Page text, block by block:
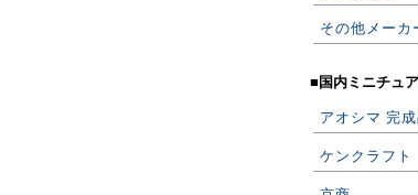
その他メーカ
■国内ミニチュ
アオシマ 完
ケンクラフト